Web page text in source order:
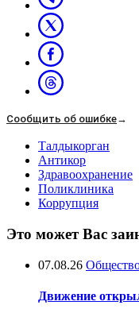
Сообщить об ошибке→
Талдыкорган
Антикор
Здравоохранение
Поликлиника
Коррупция
Это может Вас
07.08.26
Движение